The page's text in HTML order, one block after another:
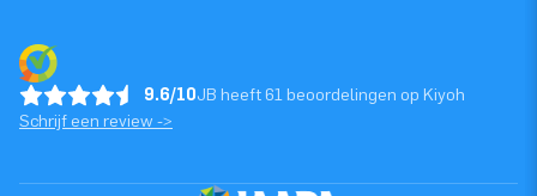
9.6/10JB heeft 61 beoordelingen op Kiyoh
Schrijf een review ->